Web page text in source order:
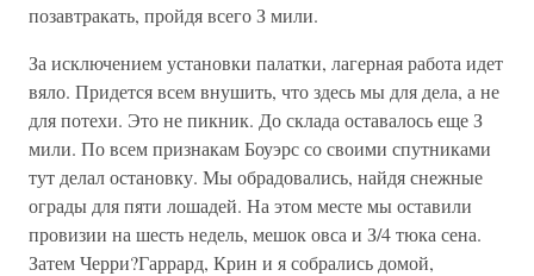
позавтракать, пройдя всего З мили.
За исключением установки палатки, лагерная работа идет
вяло. Придется всем внушить, что здесь мы для дела, а не
для потехи. Это не пикник. До склада оставалось еще З
мили. По всем признакам Боуэрс со своими спутниками
тут делал остановку. Мы обрадовались, найдя снежные
ограды для пяти лошадей. На этом месте мы оставили
провизии на шесть недель, мешок овса и З/4 тюка сена.
Затем Черри?Гаррард, Крин и я собрались домой,